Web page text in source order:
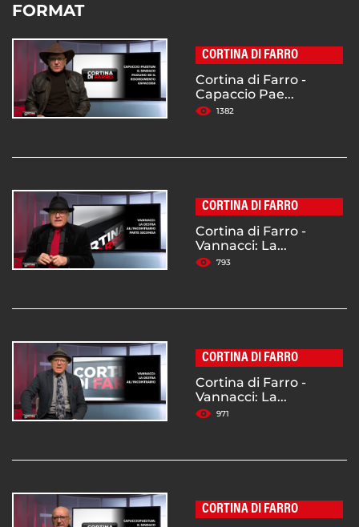
FORMAT
CORTINA DI FARRO
Cortina di Farro -
Capaccio Pae...
1382
CORTINA DI FARRO
Cortina di Farro -
Vannacci: La...
793
CORTINA DI FARRO
Cortina di Farro -
Vannacci: La...
971
CORTINA DI FARRO